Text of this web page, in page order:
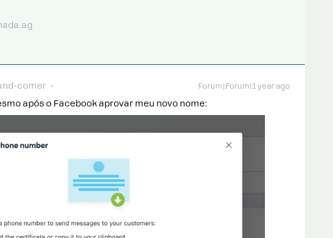
comer Forum|Forum|1 year ago
após o Facebook aprovar meu novo nome: